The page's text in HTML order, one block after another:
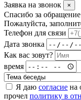
Заявка на звонок
×
Спасибо за
Пожалуйста,
Телефон для связи
Дата звонка
Как вас зовут?
время
Я даю согласие на
прочел политику в